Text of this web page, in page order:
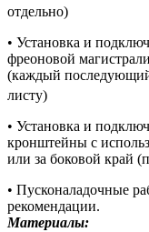
отдельно)
• Установка и
фреоновой
(каждый последующий
листу)
• Установка и
кронштейны с
или за боковой край
• Пусконаладочные
рекомендации.
Материалы: